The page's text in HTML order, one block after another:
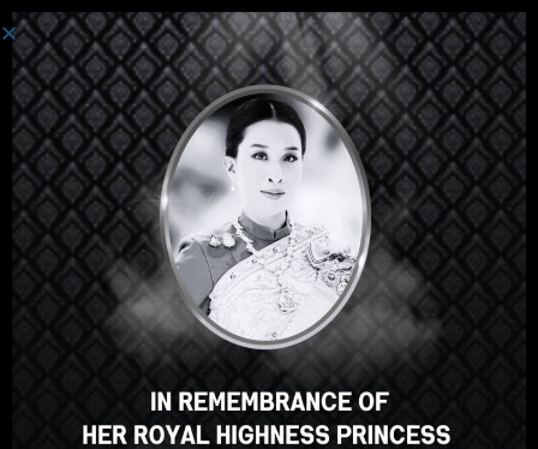
ログイン
Hey there, great course, right?
Do you like this course?
ENROLL COURSE
Select your language